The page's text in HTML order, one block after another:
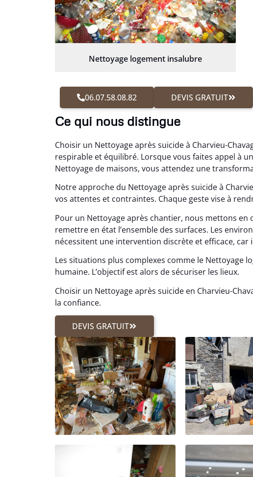
Nettoyage logement insalubre
06.07.58.08.82 DEVIS GRATUIT
Ce qui nous distingue
Choisir un Nettoyage après suicide à Charvieu-
respirable et équilibré. Lorsque vous faites appel à
Nettoyage de maisons, vous attendez une
Notre approche du Nettoyage après suicide à
vos attentes et contraintes. Chaque geste vise à
Pour un Nettoyage après chantier, nous mettons
remettre en état l’ensemble des surfaces. Les
nécessitent une intervention discrète et efficace, car
Les situations plus complexes comme le Nettoyage
humaine. L’objectif est alors de sécuriser les lieux.
Choisir un Nettoyage après suicide en Charvieu-
la confiance.
DEVIS GRATUIT